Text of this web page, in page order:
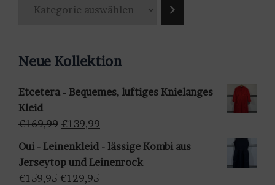
auf
Produktseite
werden
g
r
i
e
a
u
s
Neue Kollektion
Etcetera - Bequemes, luftiges Knielanges
Kleid
€169,99 Ursprünglicher
Preis
€169,99
€139,99
Oui - Leinenkleid - lässige Kombi aus
Jerseytop und Leinenrock
€159,95 Ursprünglicher
€129,95Aktueller